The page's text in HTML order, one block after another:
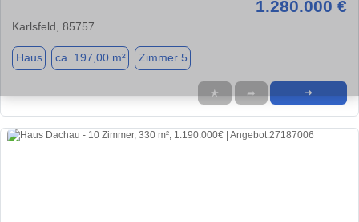
1.280.000 €
Karlsfeld, 85757
Haus ca. 197,00 m² Zimmer 5
★ ➦ ➜